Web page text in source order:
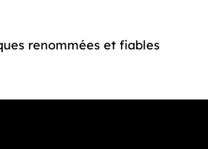
renommées et fiables